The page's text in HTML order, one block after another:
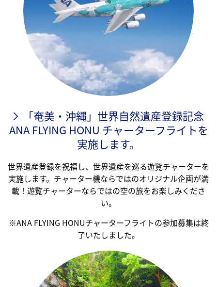
「奄美・沖縄」世界自然遺産登録記念
ANA FLYING HONU チャーターフライトを
実施します。
世界遺産登録を祝福し、世界遺産を巡る遊覧チャーターを
実施します。チャーター機ならではのオリジナル企画が満
載！遊覧チャーターならではの空の旅をお楽しみくださ
い。
※ANA FLYING HONUチャーターフライトの参加募集は終
了いたしました。